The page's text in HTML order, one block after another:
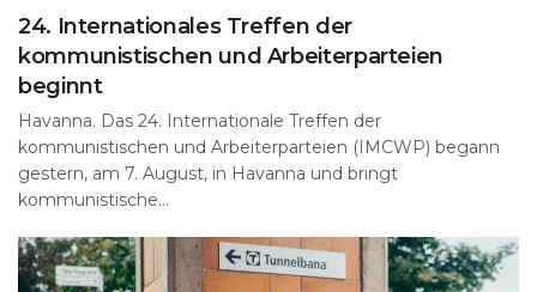
24. Internationales Treffen der
kommunistischen und Arbeiterparteien
beginnt
Havanna. Das 24. Internationale Treffen der
kommunistischen und Arbeiterparteien (IMCWP) begann
gestern, am 7. August, in Havanna und bringt
kommunistische...